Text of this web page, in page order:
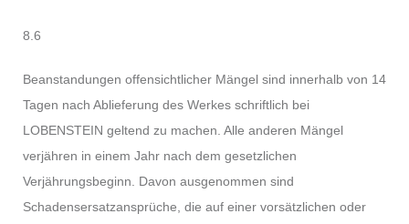
8.6
Beanstandungen offensichtlicher Mängel sind innerhalb von 14
Tagen nach Ablieferung des Werkes schriftlich bei
LOBENSTEIN geltend zu machen. Alle anderen Mängel
verjähren in einem Jahr nach dem gesetzlichen
Verjährungsbeginn. Davon ausgenommen sind
Schadensersatzansprüche, die auf einer vorsätzlichen oder